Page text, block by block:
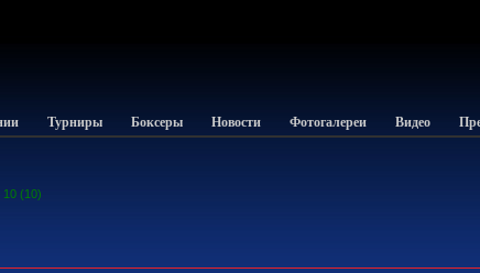
Турниры Боксеры Новости Фотогалереи Видео
10 (10)